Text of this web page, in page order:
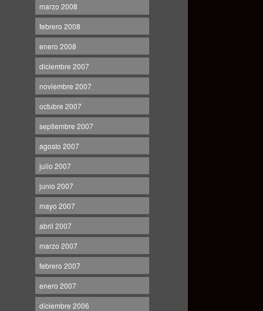
marzo 2008
febrero 2008
enero 2008
diciembre 2007
noviembre 2007
octubre 2007
septiembre 2007
agosto 2007
julio 2007
junio 2007
mayo 2007
abril 2007
marzo 2007
febrero 2007
enero 2007
diciembre 2006